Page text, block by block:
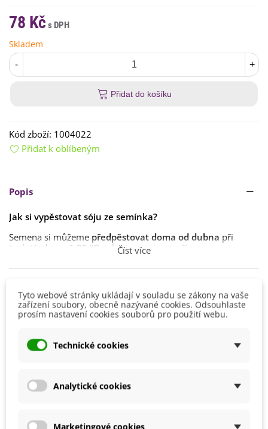
78 Kč
Skladem
- +
Přidat do košíku
Kód zboží: 1004022
Přidat k oblíbeným
Popis
Jak si vypěstovat sóju ze semínka?
Semena si můžeme předpěstovat doma od dubna při
teplotě
alespoň 25 °C nebo je vysejeme
přímo na
12 °C.
Vyséváme do hloubky
2–4 cm. Předpěstované rostliny
přesazujeme ven po posledních mrazech a sázíme je do
sponu40 x 25 cm.
Číst více
Výsev
Duben
Stanoviště
BIO Kvalita
Ano
Tyto webové stránky ukládají v souladu se zákony na vaše
zařízení soubory, obecně nazývané cookies. Odsouhlaste
prosím nastavení cookies souborů pro použití webu.
Technické cookies
Analytické cookies
Marketingové cookies